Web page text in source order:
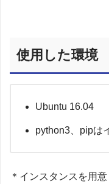
使用した環境
Ubuntu 16.04
python3、pipは
＊インスタンスを用